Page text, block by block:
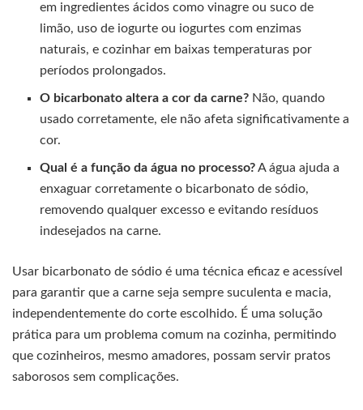
em ingredientes ácidos como vinagre ou suco de
limão, uso de iogurte ou iogurtes com enzimas
naturais, e cozinhar em baixas temperaturas por
períodos prolongados.
O bicarbonato altera a cor da carne? Não, quando
usado corretamente, ele não afeta significativamente a
cor.
Qual é a função da água no processo?A água ajuda a
enxaguar corretamente o bicarbonato de sódio,
removendo qualquer excesso e evitando resíduos
indesejados na carne.
Usar bicarbonato de sódio é uma técnica eficaz e acessível
para garantir que a carne seja sempre suculenta e macia,
independentemente do corte escolhido. É uma solução
prática para um problema comum na cozinha, permitindo
que cozinheiros, mesmo amadores, possam servir pratos
saborosos sem complicações.